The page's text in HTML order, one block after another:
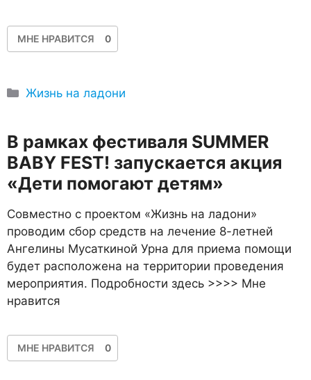
МНЕ НРАВИТСЯ 0
Рубрики
Жизнь на ладони
В рамках фестиваля SUMMER
BABY FEST! запускается акция
«Дети помогают детям»
Совместно с проектом «Жизнь на ладони»
проводим сбор средств на лечение 8-летней
Ангелины Мусаткиной Урна для приема помощи
будет расположена на территории проведения
мероприятия. Подробности здесь >>>> Мне
нравится
МНЕ НРАВИТСЯ 0